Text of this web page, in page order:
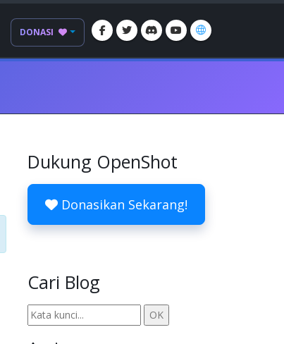
DONASI
Dukung OpenShot
Donasikan Sekarang!
Cari Blog